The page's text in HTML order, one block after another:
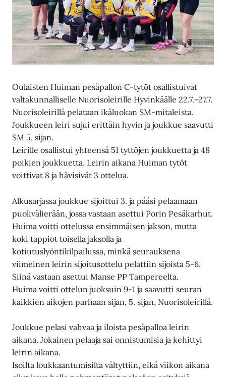
Oulaisten Huiman pesäpallon C-tytöt osallistuivat
valtakunnalliselle Nuorisoleirille Hyvinkäälle 22.7.–27.7.
Nuorisoleirillä pelataan ikäluokan SM-mitaleista.
Joukkueen leiri sujui erittäin hyvin ja joukkue saavutti
SM 5. sijan.
Leirille osallistui yhteensä 51 tyttöjen joukkuetta ja 48
poikien joukkuetta. Leirin aikana Huiman tytöt
voittivat 8 ja hävisivät 3 ottelua.
Alkusarjassa joukkue sijoittui 3. ja pääsi pelaamaan
puolivälierään, jossa vastaan asettui Porin Pesäkarhut.
Huima voitti ottelussa ensimmäisen jakson, mutta
koki tappiot toisella jaksolla ja
kotiutuslyöntikilpailussa, minkä seurauksena
viimeinen leirin sijoitusottelu pelattiin sijoista 5-6.
Siinä vastaan asettui Manse PP Tampereelta.
Huima voitti ottelun juoksuin 9-1 ja saavutti seuran
kaikkien aikojen parhaan sijan, 5. sijan, Nuorisoleirillä.
Joukkue pelasi vahvaa ja iloista pesäpalloa leirin
aikana. Jokainen pelaaja sai onnistumisia ja kehittyi
leirin aikana.
Isoilta loukkaantumisilta vältyttiin, eikä viikon aikana